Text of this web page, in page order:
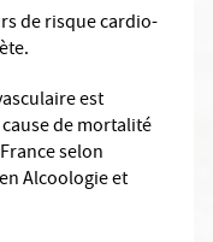
de risque cardio-
est
de mortalité
selon
Alcoologie et